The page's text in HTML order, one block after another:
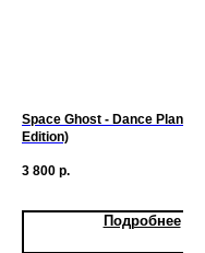
Space Ghost - Dance Planet
Edition)
3 800 р.
Подробнее